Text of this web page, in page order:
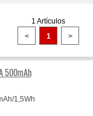
1 Artículos
<
1 >
500mAh
1,5Wh